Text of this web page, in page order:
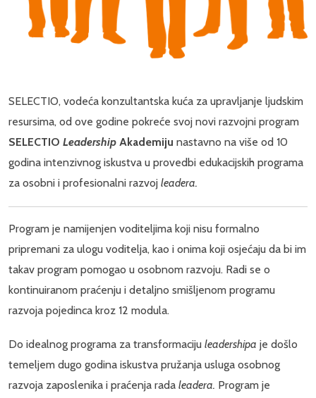
SELECTIO, vodeća konzultantska kuća za upravljanje ljudskim
resursima, od ove godine pokreće svoj novi razvojni program
SELECTIO Leadership Akademiju nastavno na više od 10
godina intenzivnog iskustva u provedbi edukacijskih programa
za osobni i profesionalni razvoj leadera.
Program je namijenjen voditeljima koji nisu formalno
pripremani za ulogu voditelja, kao i onima koji osjećaju da bi im
takav program pomogao u osobnom razvoju. Radi se o
kontinuiranom praćenju i detaljno smišljenom programu
razvoja pojedinca kroz 12 modula.
Do idealnog programa za transformaciju leadershipa je došlo
temeljem dugo godina iskustva pružanja usluga osobnog
razvoja zaposlenika i praćenja rada leadera. Program je